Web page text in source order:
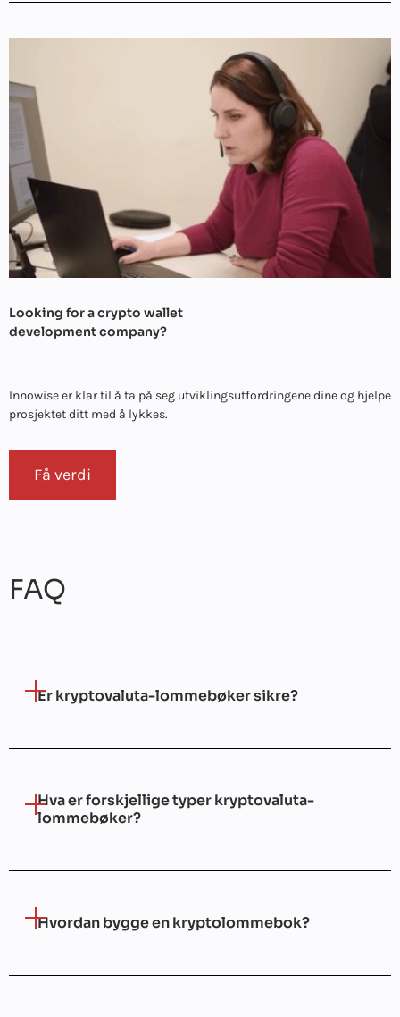
Looking for a crypto wallet
development company?
Innowise er klar til å ta på seg utviklingsutfordringene dine og hjelpe
prosjektet ditt med å lykkes.
Få verdi
FAQ
Er kryptovaluta-lommebøker sikre?
Hva er forskjellige typer kryptovaluta-
lommebøker?
Hvordan bygge en kryptolommebok?